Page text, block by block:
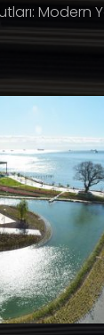
Modern